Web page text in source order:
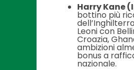
Harry Kane
bottino più
Leoni con
Croazia,
ambizioni
bonus a
nazionale.